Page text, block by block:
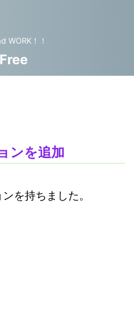
WORK！！
ンを追加
を持ちました。